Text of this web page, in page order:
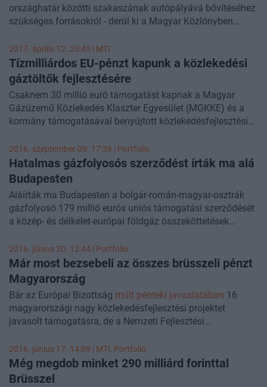
egybefogja a jelenleg elérhető finanszírozási programok
sokaságát, valamint kibővíti az európai beruházási terv
egy új űrprogramot is bejelentett
szerepét meg lehessen erősíteni.
országhatár közötti szakaszának autópályává bővítéséhez
szükséges forrásokról - derül ki a Magyar Közlönyben
2017. április 12. 20:49 | MTI
Tízmilliárdos EU-pénzt kapunk a közlekedési
gáztöltők fejlesztésére
Csaknem 30 millió euró támogatást kapnak a Magyar
Gázüzemű Közlekedés Klaszter Egyesület (MGKKE) és a
kormány támogatásával benyújtott közlekedésfejlesztési
keretéből, a forrásokból gáztöltőállomások épülnek -
közölte az MGKKE szerdán az MTI-vel.
2016. szeptember 09. 17:39 | Portfolio
Hatalmas gázfolyosós szerződést írták ma alá
Budapesten
Aláírták ma Budapesten a bolgár-román-magyar-osztrák
gázfolyosó 179 millió eurós uniós támogatási szerződését
a közép- és délkelet-európai földgáz összeköttetések
CESEC munkacsoport miniszteri ülésén. A rangos
eseményen részt vett két uniós biztos is, közülük Miguel
Arias Cañete éghajlat- és energiapolitikáért felelős európai
biztossal erre az eseményre időzítve exkluzív interjút
készített a Portfolio ma délelőtt:
2016. június 20. 12:44 | Portfolio
Már most bezsebeli az összes brüsszeli pénzt
Magyarország
Bár az Európai Bizottság múlt pénteki javaslatában 16
magyarországi nagy közlekedésfejlesztési projektet
javasolt támogatásra, de a Nemzeti Fejlesztési
várhatóan 19 projektünk kaphat zöld utat a július eleji
végső döntéskor. Ha ez valóban így lesz, akkor ezzel már
most kitölthetjük a teljes, 7 évre járó 1,08 milliárd eurós
2016. június 17. 14:09 | MTI, Portfolio
Még megdob minket 290 milliárd forinttal
Brüsszel